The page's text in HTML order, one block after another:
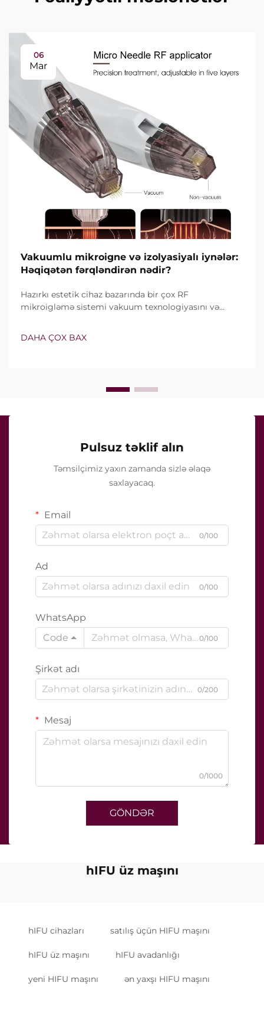
06
Mar
Vakuumlu mikroigne və izolyasiyalı iynələr:
Həqiqətən fərqləndirən nədir?
Hazırkı estetik cihaz bazarında bir çox RF
mikroigləmə sistemi vakuum texnologiyasını və
deyil, onların klinik müalicə zamanı necə dəqiq işlədiyi
DAHA ÇOX BAX
Pulsuz təklif alın
Təmsilçimiz yaxın zamanda sizlə əlaqə
saxlayacaq.
Email
0/100
Ad
0/100
WhatsApp
Code
0/100
Şirkət adı
0/200
Mesaj
0/1000
GÖNDƏR
hIFU üz maşını
hIFU cihazları satılış üçün HIFU maşını
hIFU üz maşını hIFU avadanlığı
yeni HIFU maşını ən yaxşı HIFU maşını